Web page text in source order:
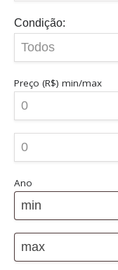
8 Carros Mais
maio 15, 2025
Tecnologia de
em Movimento A
admiradas do
“Vorsprung
8 Carros Mais
maio 14, 2025
Os 8 Carros
Condição:
Preço (R$) min/max
Ano
min
max